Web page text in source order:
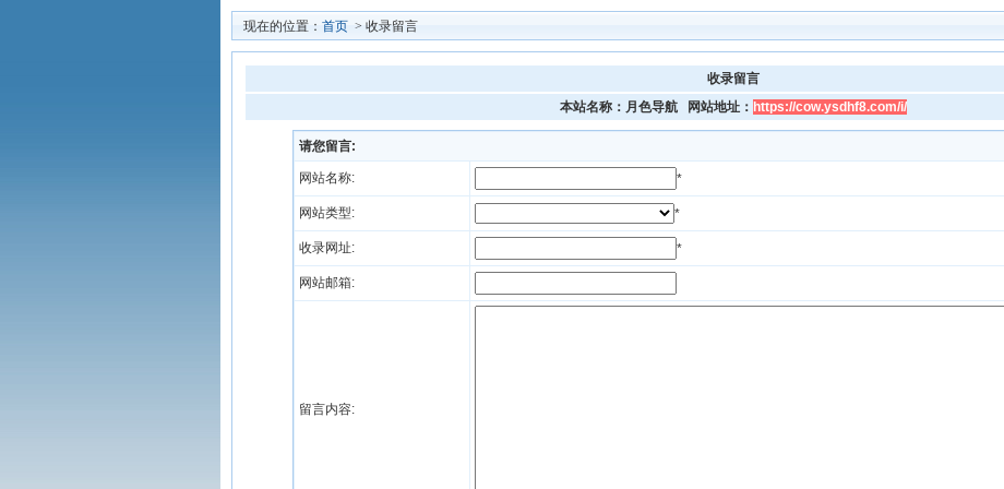
现在的位置： 首页 > 收录留言
收录留言
本站名称：月色导航 网站地址： https://cow.ysdhf8.com/i/
请您留言:
网站名称: *
网站类型: *
收录网址: *
网站邮箱:
留言内容: